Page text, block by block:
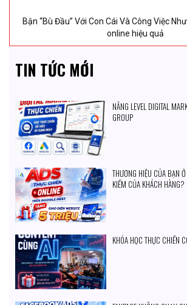
Với Con Cái Và Công Việc Nhưng vẫn bán hàng
TIN TỨC MỚI
NÂNG LEVEL DIGITAL
GROUP
THƯƠNG HIỆU CỦA BẠN
KIẾM CỦA KHÁCH HÀNG?
KHÓA HỌC THỰC CHIẾN